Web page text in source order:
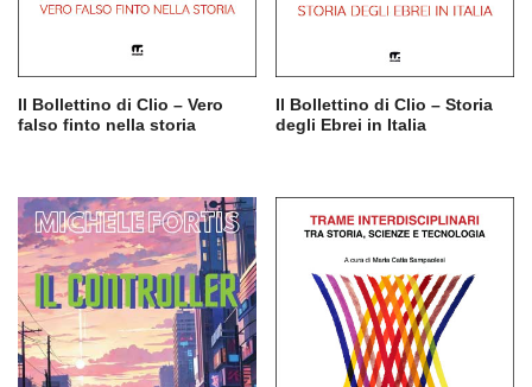
Il Bollettino di Clio – Vero
falso finto nella storia
Il Bollettino di Clio – Storia
degli Ebrei in Italia